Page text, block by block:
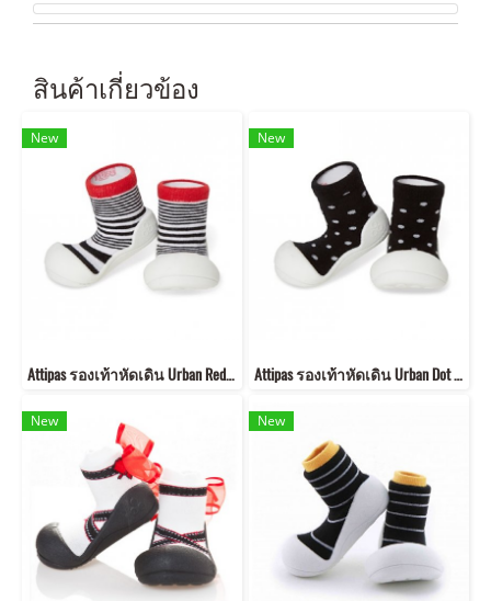
สินค้าเกี่ยวข้อง
New
Attipas รองเท้าหัดเดิน Urban Red 8852526272667
New
Attipas รองเท้าหัดเดิน Urban Dot 8852526272629
New New